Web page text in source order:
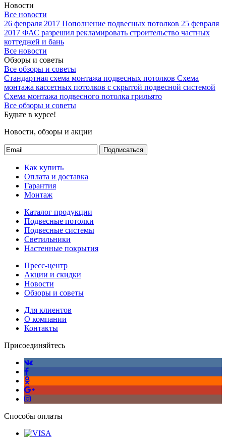
Новости
Все новости
26 февраля 2017 Пополнение подвесных потолков 25 февраля
2017 ФАС разрешил рекламировать строительство частных
коттеджей и бань
Все новости
Обзоры и советы
Все обзоры и советы
Стандартная схема монтажа подвесных потолков Схема
монтажа кассетных потолков с скрытой подвесной системой
Схема монтажа подвесного потолка грильято
Все обзоры и советы
Будьте в курсе!
Новости, обзоры и акции
Подписаться
Как купить
Оплата и доставка
Гарантия
Монтаж
Каталог продукции
Подвесные потолки
Подвесные системы
Светильники
Настенные покрытия
Пресс-центр
Акции и скидки
Новости
Обзоры и советы
Для клиентов
О компании
Контакты
Присоединяйтесь
Способы оплаты